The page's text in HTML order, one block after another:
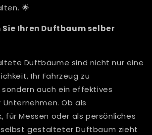
🌟
Ihren Duftbaum selber
Duftbäume sind nicht nur eine
Ihr Fahrzeug zu
auch ein effektives
Ob als
für Messen oder als persönliches
selbst gestalteter Duftbaum zieht